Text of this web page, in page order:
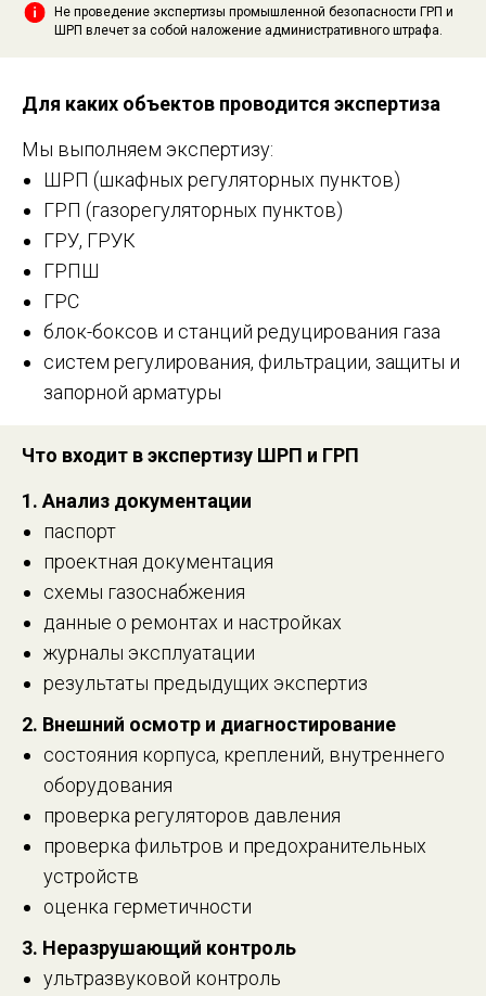
Не проведение экспертизы промышленной безопасности ГРП и
ШРП влечет за собой наложение административного штрафа.
Для каких объектов проводится экспертиза
Мы выполняем экспертизу:
ШРП (шкафных регуляторных пунктов)
ГРП (газорегуляторных пунктов)
ГРУ, ГРУК
ГРПШ
ГРС
блок-боксов и станций редуцирования газа
систем регулирования, фильтрации, защиты и
запорной арматуры
Что входит в экспертизу ШРП и ГРП
1. Анализ документации
паспорт
проектная документация
схемы газоснабжения
данные о ремонтах и настройках
журналы эксплуатации
результаты предыдущих экспертиз
2. Внешний осмотр и диагностирование
состояния корпуса, креплений, внутреннего
оборудования
проверка регуляторов давления
проверка фильтров и предохранительных
устройств
оценка герметичности
3. Неразрушающий контроль
ультразвуковой контроль